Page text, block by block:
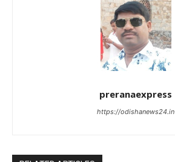
preranaexpress
https://odishanews24.in